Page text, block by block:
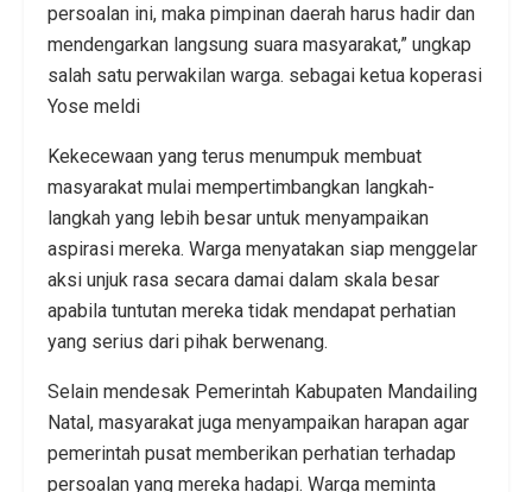
persoalan ini, maka pimpinan daerah harus hadir dan
mendengarkan langsung suara masyarakat,” ungkap
salah satu perwakilan warga. sebagai ketua koperasi
Yose meldi
Kekecewaan yang terus menumpuk membuat
masyarakat mulai mempertimbangkan langkah-
langkah yang lebih besar untuk menyampaikan
aspirasi mereka. Warga menyatakan siap menggelar
aksi unjuk rasa secara damai dalam skala besar
apabila tuntutan mereka tidak mendapat perhatian
yang serius dari pihak berwenang.
Selain mendesak Pemerintah Kabupaten Mandailing
Natal, masyarakat juga menyampaikan harapan agar
pemerintah pusat memberikan perhatian terhadap
persoalan yang mereka hadapi. Warga meminta